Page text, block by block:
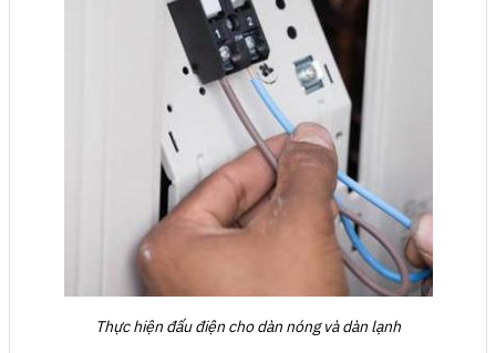
Thực hiện đấu điện cho dàn nóng và dàn lạnh